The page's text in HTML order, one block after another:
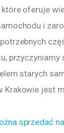
oferuje
i
starych
jest
sprzedać